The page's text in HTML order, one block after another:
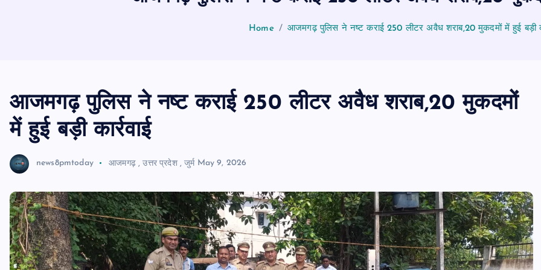
Home आजमगढ़ पुलिस ने नष्ट कराई 250 लीटर अवैध शराब,20 मुकदमों में हुई बड़ी
आजमगढ़ पुलिस ने नष्ट कराई 250 लीटर अवैध शराब,20 मुकदमों
में हुई बड़ी कार्रवाई
news8pmtoday आजमगढ़,उत्तर प्रदेश,जुर्म May 9, 2026